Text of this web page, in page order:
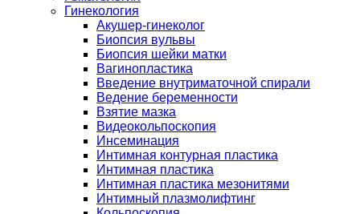
Гинекология
Акушер-гинеколог
Биопсия вульвы
Биопсия шейки матки
Вагинопластика
Введение внутриматочной спирали
Ведение беременности
Взятие мазка
Видеокольпоскопия
Инсеминация
Интимная контурная пластика
Интимная пластика
Интимная пластика мезонитями
Интимный плазмолифтинг